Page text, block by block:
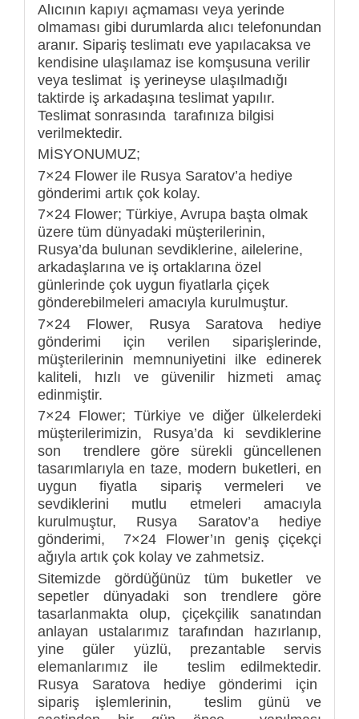
Alıcının kapıyı açmaması veya yerinde
olmaması gibi durumlarda alıcı telefonundan
aranır. Sipariş teslimatı eve yapılacaksa ve
kendisine ulaşılamaz ise komşusuna verilir
veya teslimat iş yerineyse ulaşılmadığı
taktirde iş arkadaşına teslimat yapılır.
Teslimat sonrasında tarafınıza bilgisi
verilmektedir.
MİSYONUMUZ;
7×24 Flower ile Rusya Saratov’a hediye
gönderimi artık çok kolay.
7×24 Flower; Türkiye, Avrupa başta olmak
üzere tüm dünyadaki müşterilerinin,
Rusya’da bulunan sevdiklerine, ailelerine,
arkadaşlarına ve iş ortaklarına özel
günlerinde çok uygun fiyatlarla çiçek
gönderebilmeleri amacıyla kurulmuştur.
7×24 Flower, Rusya Saratova hediye
gönderimi için verilen siparişlerinde,
müşterilerinin memnuniyetini ilke edinerek
kaliteli, hızlı ve güvenilir hizmeti amaç
edinmiştir.
7×24 Flower; Türkiye ve diğer ülkelerdeki
müşterilerimizin, Rusya’da ki sevdiklerine
son trendlere göre sürekli güncellenen
tasarımlarıyla en taze, modern buketleri, en
uygun fiyatla sipariş vermeleri ve
sevdiklerini mutlu etmeleri amacıyla
kurulmuştur, Rusya Saratov’a hediye
gönderimi, 7×24 Flower’ın geniş çiçekçi
ağıyla artık çok kolay ve zahmetsiz.
Sitemizde gördüğünüz tüm buketler ve
sepetler dünyadaki son trendlere göre
tasarlanmakta olup, çiçekçilik sanatından
anlayan ustalarımız tarafından hazırlanıp,
yine güler yüzlü, prezantable servis
elemanlarımız ile teslim edilmektedir.
Rusya Saratova hediye gönderimi için
sipariş işlemlerinin, teslim günü ve